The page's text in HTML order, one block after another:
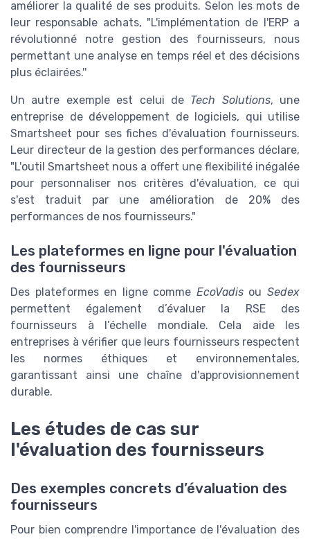
améliorer la qualité de ses produits. Selon les mots de
leur responsable achats, "L'implémentation de l'ERP a
révolutionné notre gestion des fournisseurs, nous
permettant une analyse en temps réel et des décisions
plus éclairées.''
Un autre exemple est celui de Tech Solutions, une
entreprise de développement de logiciels, qui utilise
Smartsheet pour ses fiches d'évaluation fournisseurs.
Leur directeur de la gestion des performances déclare,
"L'outil Smartsheet nous a offert une flexibilité inégalée
pour personnaliser nos critères d'évaluation, ce qui
s'est traduit par une amélioration de 20% des
performances de nos fournisseurs."
Les plateformes en ligne pour l'évaluation
des fournisseurs
Des plateformes en ligne comme EcoVadisouSedex
permettent également d’évaluer la RSE des
fournisseurs à l’échelle mondiale. Cela aide les
entreprises à vérifier que leurs fournisseurs respectent
les normes éthiques et environnementales,
garantissant ainsi une chaîne d'approvisionnement
durable.
Les études de cas sur
l'évaluation des fournisseurs
Des exemples concrets d’évaluation des
fournisseurs
Pour bien comprendre l'importance de l'évaluation des